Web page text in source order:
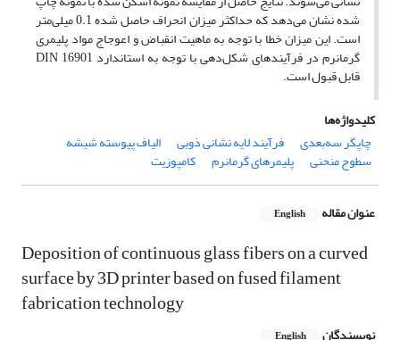
شده نشان می‌دهد که حداکثر میزان انحراف حاصل‌ شده 0.1 میلی‌متر
است. این میزان خطا با توجه به ماهیت انقباض و اعوجاج مواد پلیمری
گرمانرم در فرآیندهای شکل‌دهی با توجه به استاندارد DIN 16901
قابل‌ قبول است.
کلیدواژه‌ها
چاپگر سه‌بعدی
فرآیند لایه نشانی ذوبی الیاف پیوسته شیشه
سطوح منحنی پلیمرهای گرمانرم کامپوزیت
عنوان مقاله English
Deposition of continuous glass fibers on a curved
surface by 3D printer based on fused filament
fabrication technology